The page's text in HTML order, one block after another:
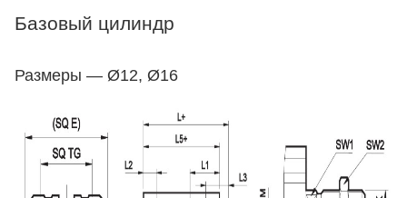
Базовый цилиндр
Размеры — Ø12, Ø16